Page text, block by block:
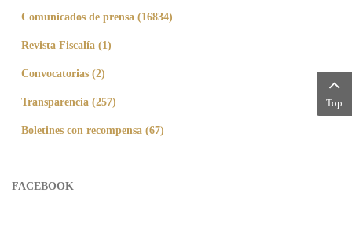
Comunicados de prensa (16834)
Revista Fiscalía (1)
Convocatorias (2)
Transparencia (257)
Boletines con recompensa (67)
FACEBOOK
Top